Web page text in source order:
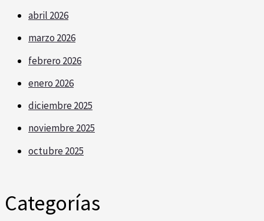
abril 2026
marzo 2026
febrero 2026
enero 2026
diciembre 2025
noviembre 2025
octubre 2025
Categorías